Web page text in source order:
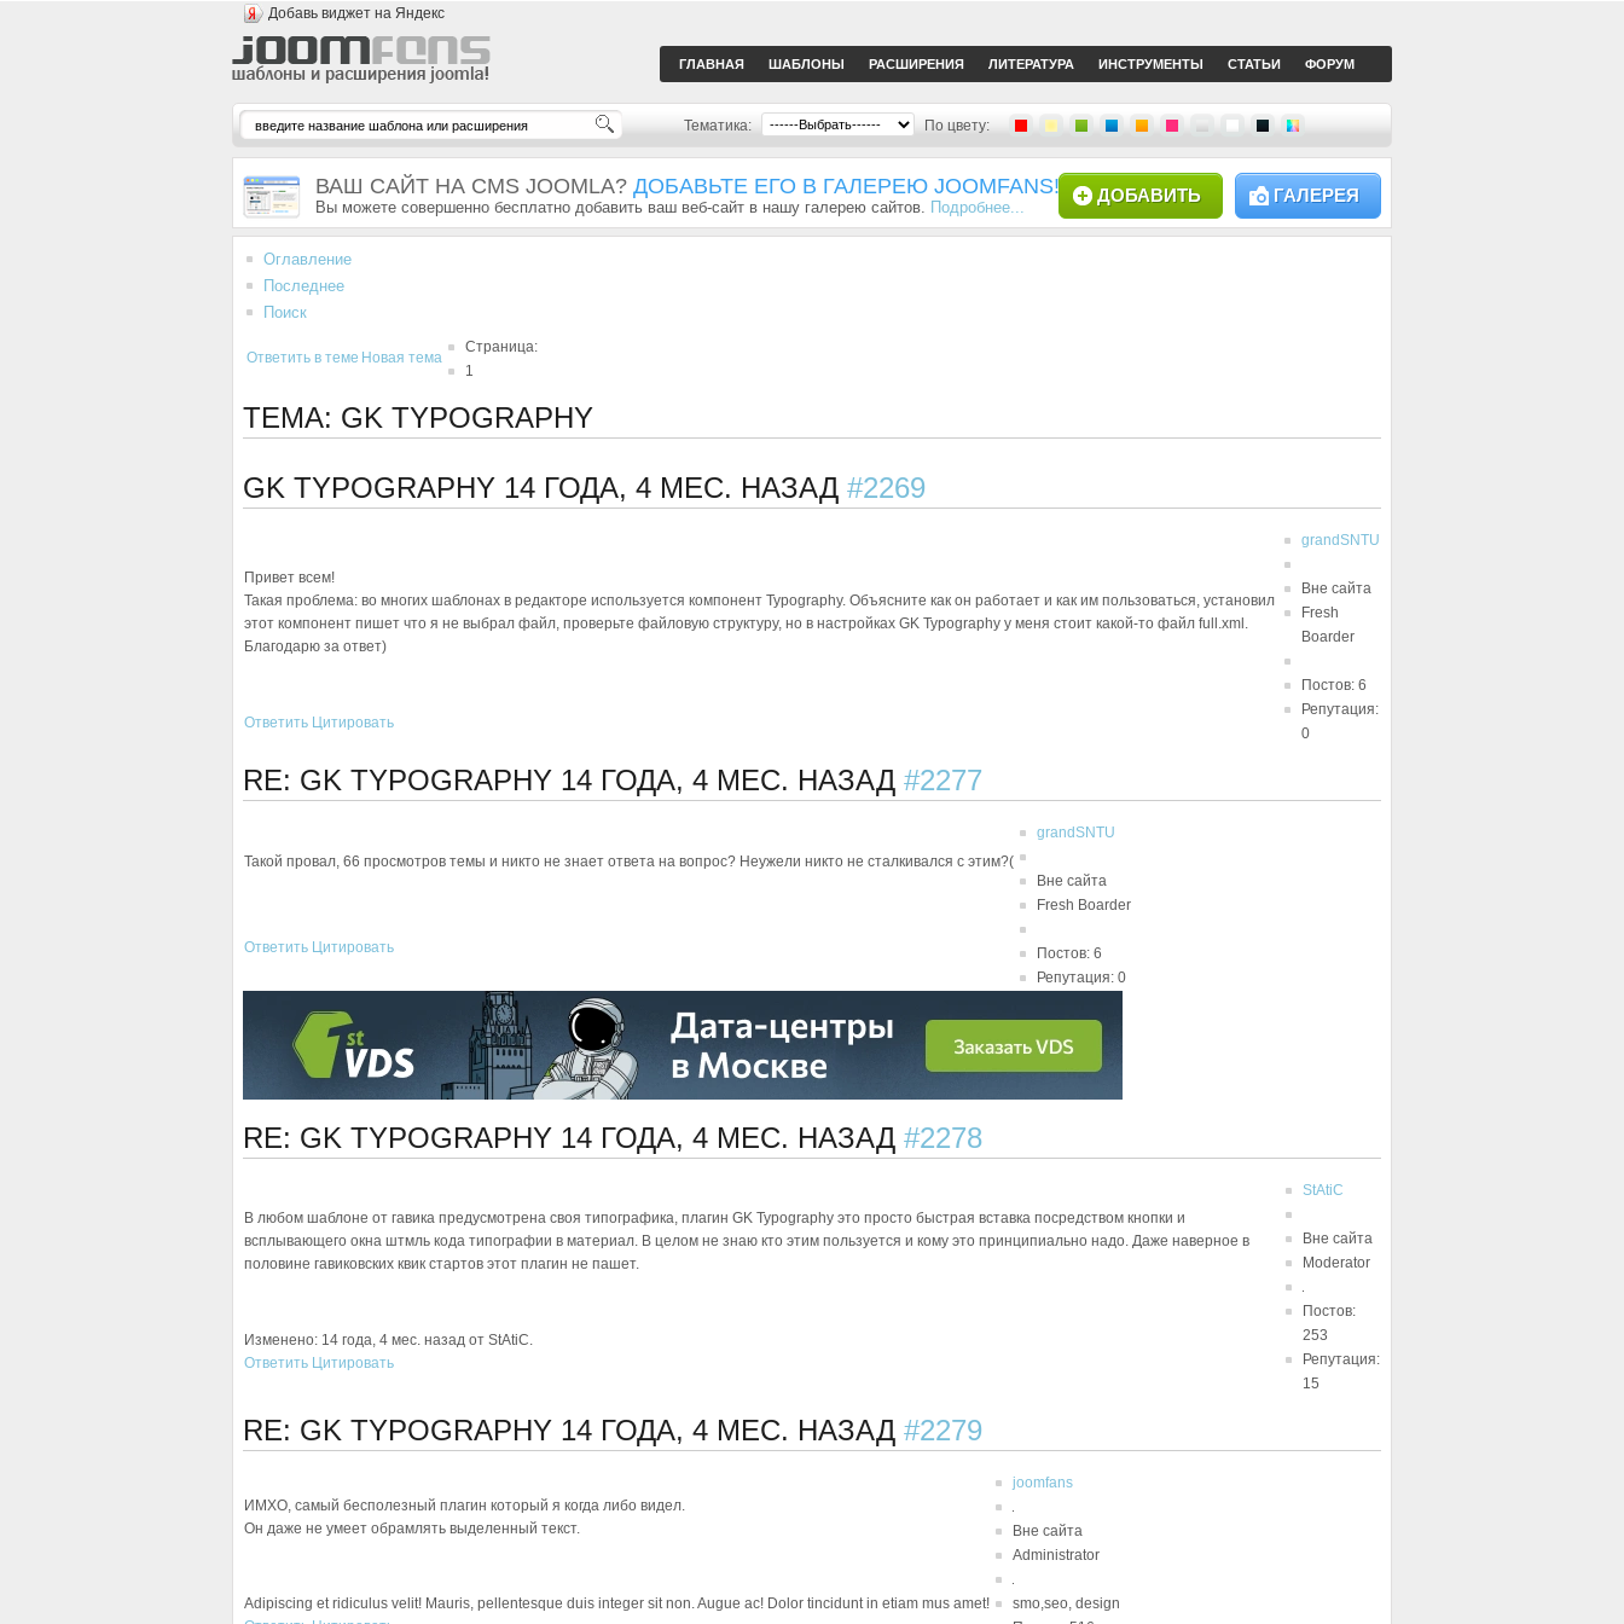
Добавь виджет на Яндекс
ГЛАВНАЯ ШАБЛОНЫ РАСШИРЕНИЯ ЛИТЕРАТУРА ИНСТРУМЕНТЫ СТАТЬИ ФОРУМ
Тематика: По цвету:
ВАШ САЙТ НА CMS JOOMLA? ДОБАВЬТЕ ЕГО В ГАЛЕРЕЮ JOOMFANS!
Вы можете совершенно бесплатно добавить ваш веб-сайт в нашу галерею сайтов. Подробнее...
ГАЛЕРЕЯ
ДОБАВИТЬ
Оглавление
Последнее
Поиск
Ответить в теме Новая тема
Страница:
1
ТЕМА: GK TYPOGRAPHY
GK TYPOGRAPHY 14 ГОДА, 4 МЕС. НАЗАД #2269
Привет всем!
Такая проблема: во многих шаблонах в редакторе используется компонент Typography. Объясните как он работает и как им пользоваться, установил
этот компонент пишет что я не выбрал файл, проверьте файловую структуру, но в настройках GK Typography у меня стоит какой-то файл full.xml.
Благодарю за ответ)
grandSNTU
Вне сайта
Fresh
Boarder
Постов: 6
Репутация:
0
Ответить Цитировать
RE: GK TYPOGRAPHY 14 ГОДА, 4 МЕС. НАЗАД #2277
Такой провал, 66 просмотров темы и никто не знает ответа на вопрос? Неужели никто не сталкивался с этим?(
grandSNTU
Вне сайта
Fresh Boarder
Постов: 6
Репутация: 0
Ответить Цитировать
RE: GK TYPOGRAPHY 14 ГОДА, 4 МЕС. НАЗАД #2278
В любом шаблоне от гавика предусмотрена своя типографика, плагин GK Typography это просто быстрая вставка посредством кнопки и
всплывающего окна штмль кода типографии в материал. В целом не знаю кто этим пользуется и кому это принципиально надо. Даже наверное в
половине гавиковских квик стартов этот плагин не пашет.
StAtiC
Вне сайта
Moderator
Постов:
253
Репутация:
15
Изменено: 14 года, 4 мес. назад от StAtiC.
Ответить Цитировать
RE: GK TYPOGRAPHY 14 ГОДА, 4 МЕС. НАЗАД #2279
ИМХО, самый бесполезный плагин который я когда либо видел.
Он даже не умеет обрамлять выделенный текст.
joomfans
Вне сайта
Administrator
smo,seo, design
Adipiscing et ridiculus velit! Mauris, pellentesque duis integer sit non. Augue ac! Dolor tincidunt in etiam mus amet!